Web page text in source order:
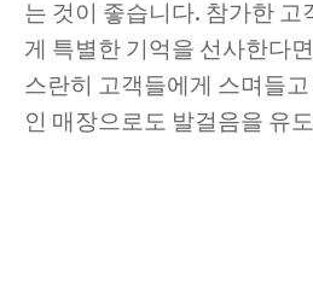
는 것이 좋습니다. 참가한 고
게 특별한 기억을 선사한다
스란히 고객들에게 스며들
인 매장으로도 발걸음을 유